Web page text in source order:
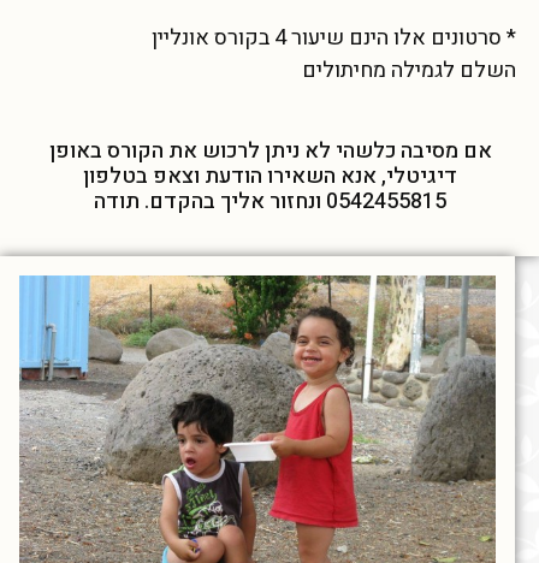
* סרטונים אלו הינם שיעור 4 בקורס אונליין
השלם לגמילה מחיתולים
אם מסיבה כלשהי לא ניתן לרכוש את הקורס באופן
דיגיטלי, אנא השאירו הודעת וצאפ בטלפון
0542455815 ונחזור אליך בהקדם. תודה